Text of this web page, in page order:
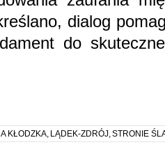
dialog
do
KŁODZKA, LĄDEK-ZDRÓJ,STRONIE